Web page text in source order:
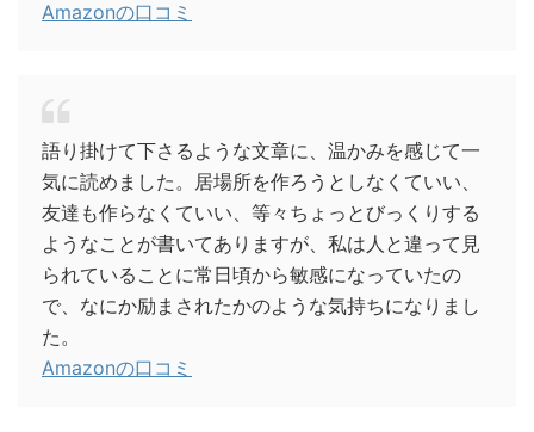
Amazonの口コミ
語り掛けて下さるような文章に、温かみを感じて一
気に読めました。居場所を作ろうとしなくていい、
友達も作らなくていい、等々ちょっとびっくりする
ようなことが書いてありますが、私は人と違って見
られていることに常日頃から敏感になっていたの
で、なにか励まされたかのような気持ちになりまし
た。
Amazonの口コミ